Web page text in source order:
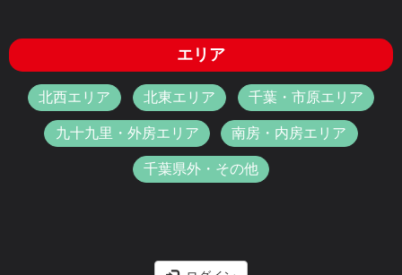
エリア
北西エリア 北東エリア 千葉・市原エリア
九十九里・外房エリア 南房・内房エリア
千葉県外・その他